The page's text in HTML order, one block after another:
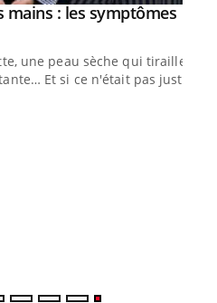
mains : les symptômes
une peau sèche qui tiraille,
Et si ce n'était pas juste